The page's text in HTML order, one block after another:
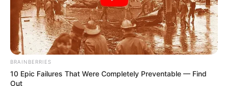
BRAINBERRIES
10 Epic Failures That Were Completely Preventable — Find
Out